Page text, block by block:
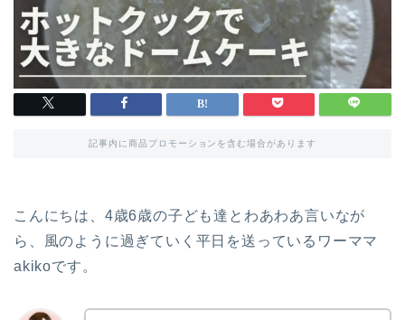
記事内に商品プロモーションを含む場合があります
こんにちは、4歳6歳の子ども達とわあわあ言いなが
ら、風のように過ぎていく平日を送っているワーママ
akikoです。